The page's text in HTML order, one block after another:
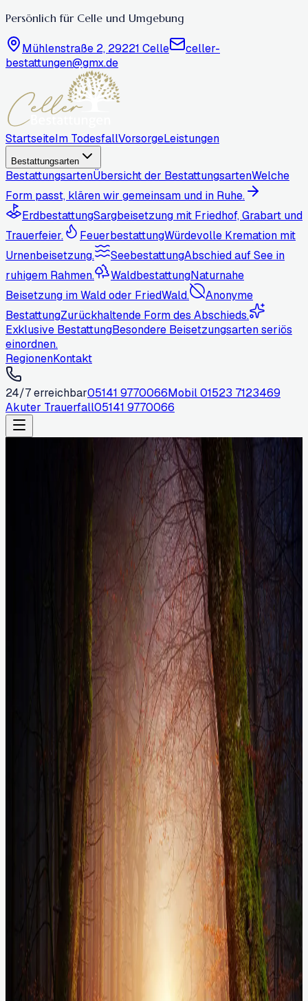
Persönlich für Celle und Umgebung
Mühlenstraße 2, 29221 Celle
celler-
bestattungen@gmx.de
StartseiteIm TodesfallVorsorgeLeistungen
Bestattungsarten
BestattungsartenÜbersicht der BestattungsartenWelche
Form passt, klären wir gemeinsam und in Ruhe.
ErdbestattungSargbeisetzung mit Friedhof, Grabart und
Trauerfeier.
FeuerbestattungWürdevolle Kremation mit
Urnenbeisetzung.
SeebestattungAbschied auf See in
ruhigem Rahmen.
WaldbestattungNaturnahe
Beisetzung im Wald oder FriedWald.
Anonyme
BestattungZurückhaltende Form des Abschieds.
Exklusive BestattungBesondere Beisetzungsarten seriös
einordnen.
RegionenKontakt
24/7 erreichbar05141 9770066Mobil01523 7123469
Akuter Trauerfall05141 9770066